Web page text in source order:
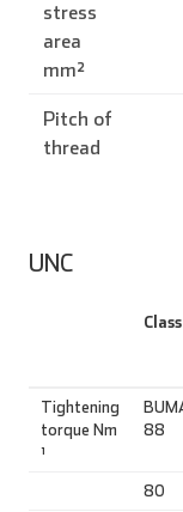
stress
area
mm²
Pitch of
thread
UNC
Class
Tightening
torque Nm
¹
88
80